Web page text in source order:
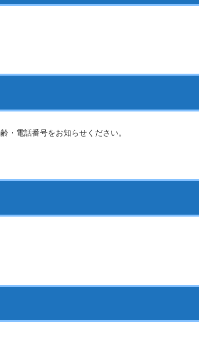
・電話番号をお知らせください。